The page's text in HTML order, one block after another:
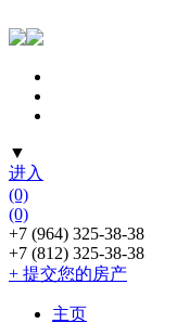
▼
进入
(0)
(0)
+7 (964) 325-38-38
+7 (812) 325-38-38
+ 提交您的房产
主页